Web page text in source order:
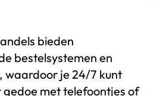
bieden
bestelsystemen en
waardoor je 24/7 kunt
gedoe met telefoontjes of